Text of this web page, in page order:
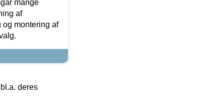
mange
af
montering af
deres